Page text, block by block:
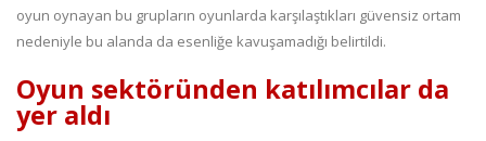
oyun oynayan bu grupların oyunlarda karşılaştıkları güvensiz ortam
nedeniyle bu alanda da esenliğe kavuşamadığı belirtildi.
Oyun sektöründen katılımcılar da
yer aldı